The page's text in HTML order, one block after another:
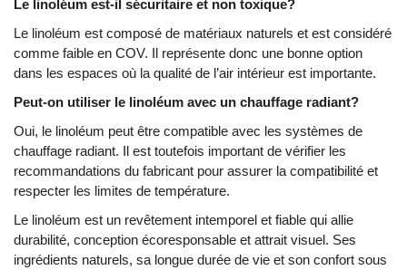
Le linoléum est-il sécuritaire et non toxique?
Le linoléum est composé de matériaux naturels et est considéré
comme faible en COV. Il représente donc une bonne option
dans les espaces où la qualité de l’air intérieur est importante.
Peut-on utiliser le linoléum avec un chauffage radiant?
Oui, le linoléum peut être compatible avec les systèmes de
chauffage radiant. Il est toutefois important de vérifier les
recommandations du fabricant pour assurer la compatibilité et
respecter les limites de température.
Le linoléum est un revêtement intemporel et fiable qui allie
durabilité, conception écoresponsable et attrait visuel. Ses
ingrédients naturels, sa longue durée de vie et son confort sous